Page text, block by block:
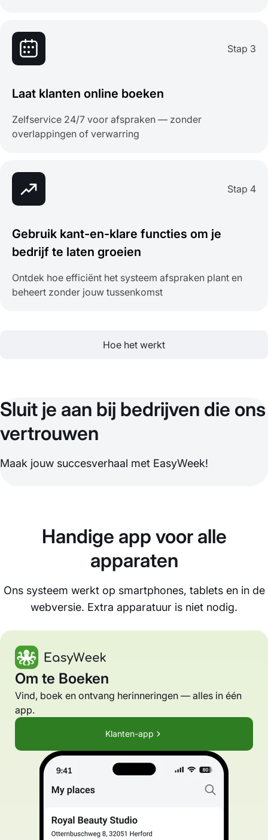
Stap 3
Laat klanten online boeken
Zelfservice 24/7 voor afspraken — zonder
overlappingen of verwarring
Stap 4
Gebruik kant-en-klare functies om je
bedrijf te laten groeien
Ontdek hoe efficiënt het systeem afspraken plant en
beheert zonder jouw tussenkomst
Hoe het werkt
Sluit je aan bij bedrijven die ons
vertrouwen
Maak jouw succesverhaal met EasyWeek!
Handige app voor alle
apparaten
Ons systeem werkt op smartphones, tablets en in de
webversie. Extra apparatuur is niet nodig.
Om te Boeken
Vind, boek en ontvang herinneringen — alles in één
app.
Klanten-app